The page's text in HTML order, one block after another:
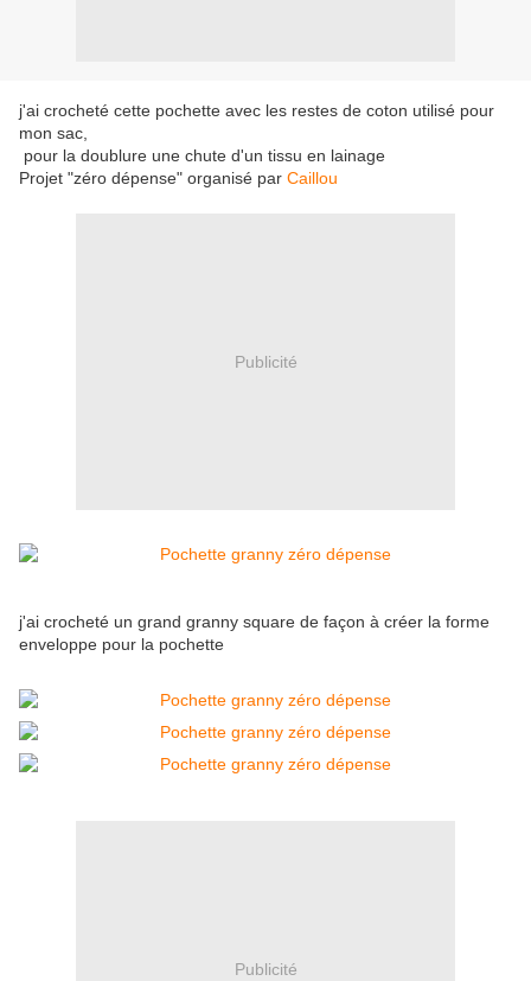
j'ai crocheté cette pochette avec les restes de coton utilisé pour
mon sac,
pour la doublure une chute d'un tissu en lainage
Projet "zéro dépense" organisé par Caillou
Publicité
j'ai crocheté un grand granny square de façon à créer la forme
enveloppe pour la pochette
Publicité